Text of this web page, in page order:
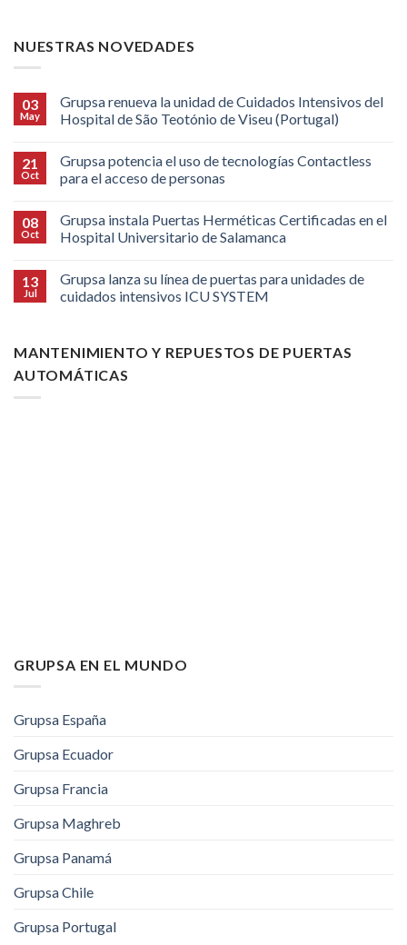
NUESTRAS NOVEDADES
03
May
Grupsa renueva la unidad de Cuidados Intensivos del
Hospital de São Teotónio de Viseu (Portugal)
21
Oct
Grupsa potencia el uso de tecnologías Contactless
para el acceso de personas
08
Oct
Grupsa instala Puertas Herméticas Certificadas en el
Hospital Universitario de Salamanca
13
Jul
Grupsa lanza su línea de puertas para unidades de
cuidados intensivos ICU SYSTEM
MANTENIMIENTO Y REPUESTOS DE PUERTAS
AUTOMÁTICAS
GRUPSA EN EL MUNDO
Grupsa España
Grupsa Ecuador
Grupsa Francia
Grupsa Maghreb
Grupsa Panamá
Grupsa Chile
Grupsa Portugal